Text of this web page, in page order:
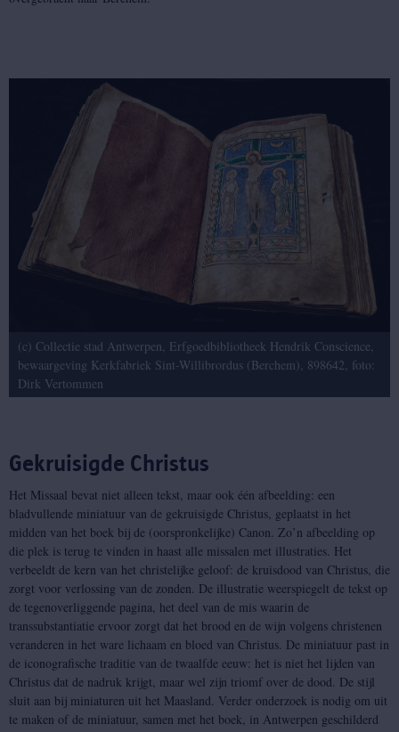
(c) Collectie stad Antwerpen, Erfgoedbibliotheek Hendrik Conscience,
bewaargeving Kerkfabriek Sint-Willibrordus (Berchem), 898642, foto:
Dirk Vertommen
Gekruisigde Christus
Het Missaal bevat niet alleen tekst, maar ook één afbeelding: een
bladvullende miniatuur van de gekruisigde Christus, geplaatst in het
midden van het boek bij de (oorspronkelijke) Canon. Zo’n afbeelding op
die plek is terug te vinden in haast alle missalen met illustraties. Het
verbeeldt de kern van het christelijke geloof: de kruisdood van Christus, die
zorgt voor verlossing van de zonden. De illustratie weerspiegelt de tekst op
de tegenoverliggende pagina, het deel van de mis waarin de
transsubstantiatie ervoor zorgt dat het brood en de wijn volgens christenen
veranderen in het ware lichaam en bloed van Christus. De miniatuur past in
de iconografische traditie van de twaalfde eeuw: het is niet het lijden van
Christus dat de nadruk krijgt, maar wel zijn triomf over de dood. De stijl
sluit aan bij miniaturen uit het Maasland. Verder onderzoek is nodig om uit
te maken of de miniatuur, samen met het boek, in Antwerpen geschilderd